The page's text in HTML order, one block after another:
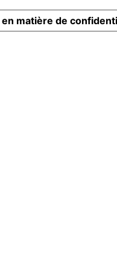
matière de